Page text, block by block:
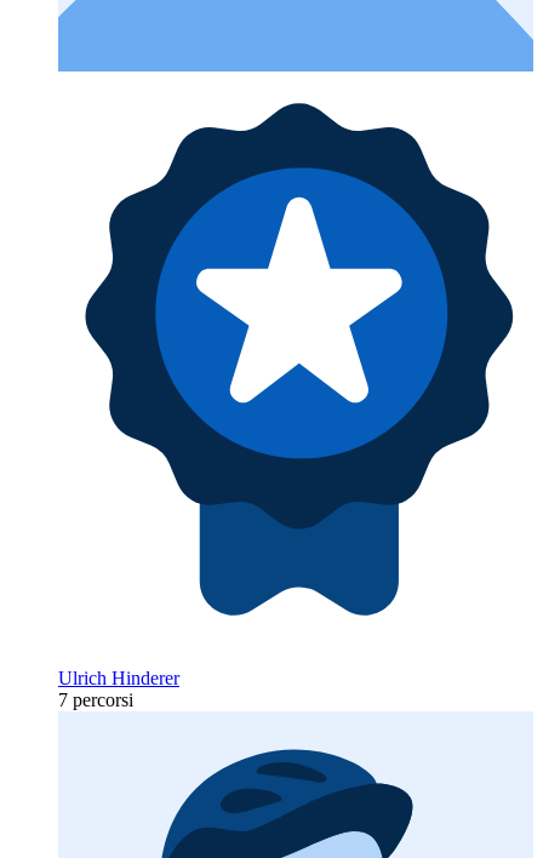
Ulrich Hinderer
7 percorsi